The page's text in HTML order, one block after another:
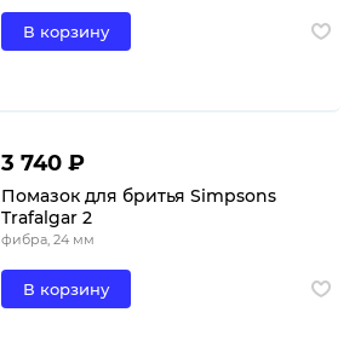
В корзину
3 740 ₽
Помазок для бритья Simpsons
Trafalgar 2
фибра, 24 мм
В корзину